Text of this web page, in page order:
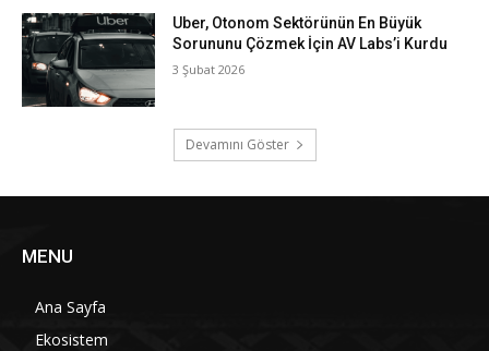
Uber, Otonom Sektörünün En Büyük
Sorununu Çözmek İçin AV Labs’i Kurdu
3 Şubat 2026
Devamını Göster
MENU
Ana Sayfa
Ekosistem